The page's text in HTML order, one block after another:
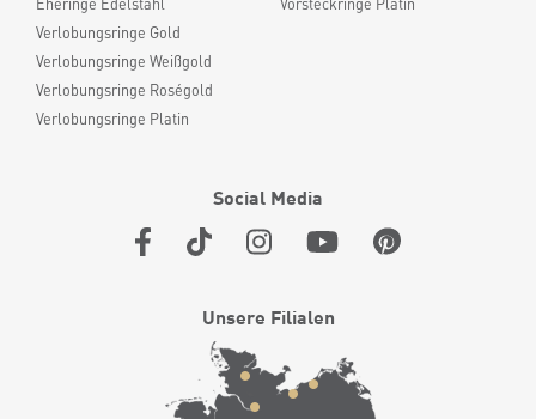
Eheringe Edelstahl
Verlobungsringe Gold
Verlobungsringe Weißgold
Verlobungsringe Roségold
Verlobungsringe Platin
Vorsteckringe Platin
Social Media
Unsere Filialen